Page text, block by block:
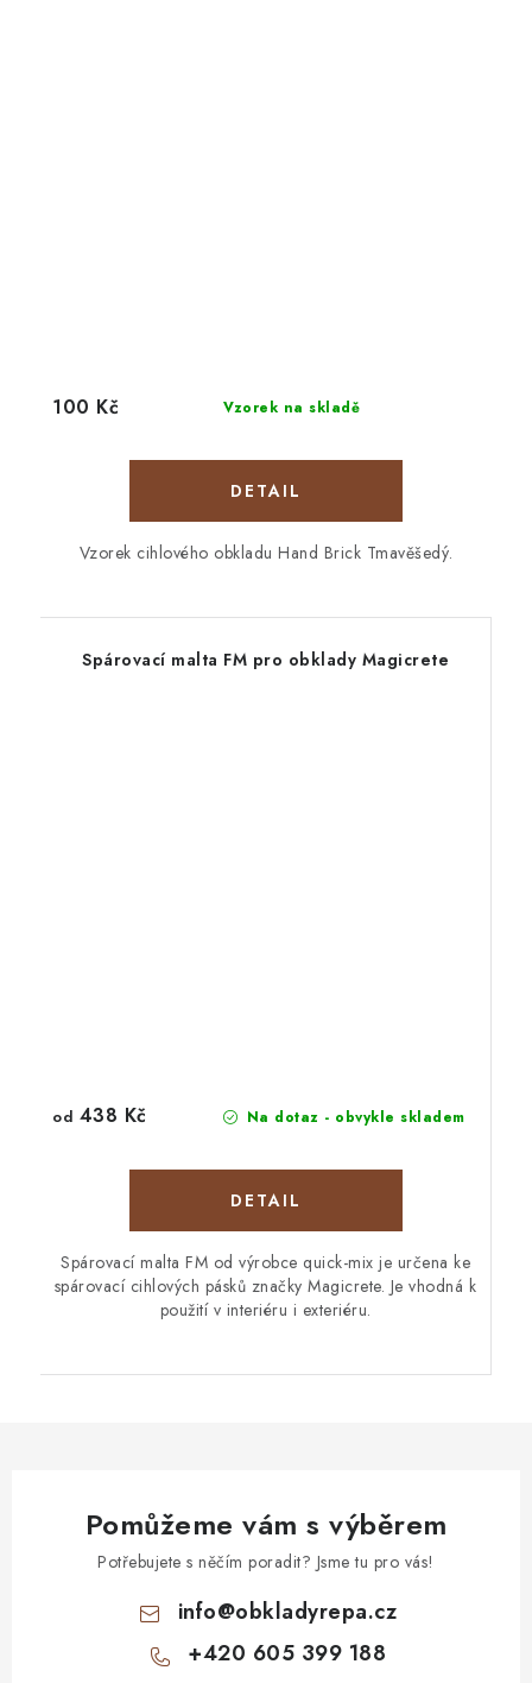
Vzorek na skladě
100 Kč
Vzorek cihlového obkladu Hand Brick Tmavěšedý.
Spárovací malta FM pro obklady Magicrete
Na dotaz - obvykle skladem
od 438 Kč
Spárovací malta FM od výrobce quick-mix je určena ke
spárovací cihlových pásků značky Magicrete. Je vhodná k
použití v interiéru i exteriéru.
Pomůžeme vám s výběrem
Potřebujete s něčím poradit? Jsme tu pro vás!
info@obkladyrepa.cz
+420 605 399 188